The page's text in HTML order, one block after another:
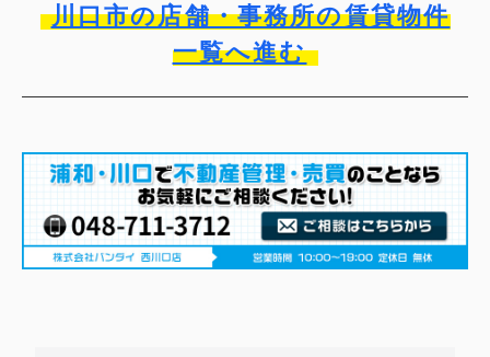
川口市の店舗・事務所の賃貸物件
一覧へ進む